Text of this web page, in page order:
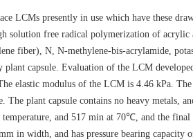
LCMs presently in use which have these
solution free radical polymerization of
fiber), N, N-methylene-bis-acrylamide,
capsule. Evaluation of the LCM
elastic modulus of the LCM is 4.46 kPa.
The plant capsule contains no heavy metals,
and 517 min at 70℃, and the
in width, and has pressure bearing capacity